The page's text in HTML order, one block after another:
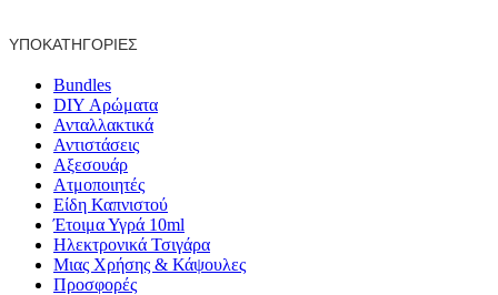
ΥΠΟΚΑΤΗΓΟΡΊΕΣ
Bundles
DIY Αρώματα
Ανταλλακτικά
Αντιστάσεις
Αξεσουάρ
Ατμοποιητές
Είδη Καπνιστού
Έτοιμα Υγρά 10ml
Ηλεκτρονικά Τσιγάρα
Μιας Χρήσης & Κάψουλες
Προσφορές